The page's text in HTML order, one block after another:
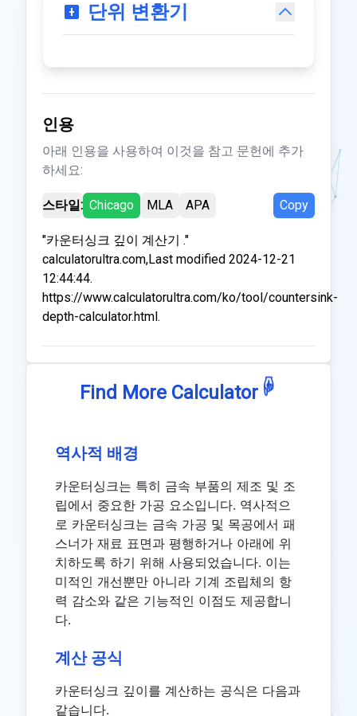
단위 변환기
인용
아래 인용을 사용하여 이것을 참고 문헌에 추가
하세요:
스타일: Chicago MLA APA Copy
"카운터싱크 깊이 계산기 ."
calculatorultra.com,Last modified 2024-12-21
12:44:44.
https://www.calculatorultra.com/ko/tool/countersink-
depth-calculator.html.
Find More Calculator ☟
역사적 배경
카운터싱크는 특히 금속 부품의 제조 및 조
립에서 중요한 가공 요소입니다. 역사적으
로 카운터싱크는 금속 가공 및 목공에서 패
스너가 재료 표면과 평행하거나 아래에 위
치하도록 하기 위해 사용되었습니다. 이는
미적인 개선뿐만 아니라 기계 조립체의 항
력 감소와 같은 기능적인 이점도 제공합니
다.
계산 공식
카운터싱크 깊이를 계산하는 공식은 다음과
같습니다.